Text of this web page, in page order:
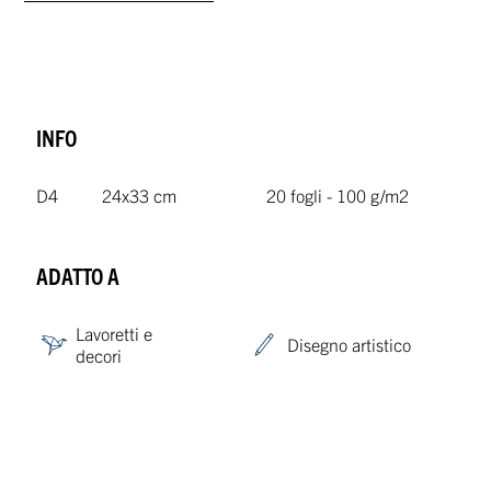
INFO
D4 24x33 cm 20 fogli - 100 g/m2
ADATTO A
Lavoretti e
decori
Disegno artistico